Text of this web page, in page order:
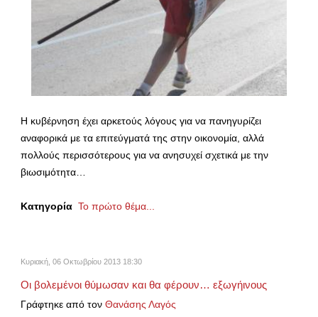
Η κυβέρνηση έχει αρκετούς λόγους για να πανηγυρίζει
αναφορικά με τα επιτεύγματά της στην οικονομία, αλλά
πολλούς περισσότερους για να ανησυχεί σχετικά με την
βιωσιμότητα…
Κατηγορία Το πρώτο θέμα...
Κυριακή, 06 Οκτωβρίου 2013 18:30
Οι βολεμένοι θύμωσαν και θα φέρουν… εξωγήινους
Γράφτηκε από τον Θανάσης Λαγός